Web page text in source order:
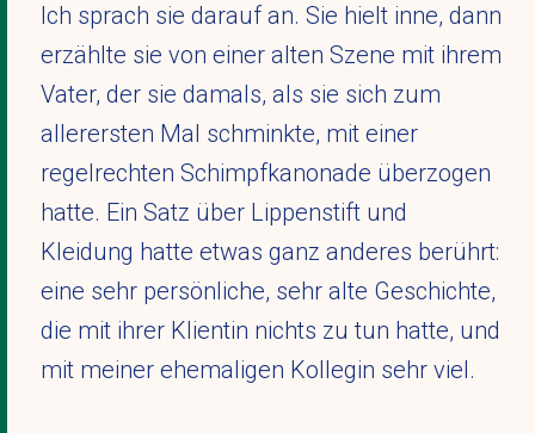
Ich sprach sie darauf an. Sie hielt inne, dann
erzählte sie von einer alten Szene mit ihrem
Vater, der sie damals, als sie sich zum
allerersten Mal schminkte, mit einer
regelrechten Schimpfkanonade überzogen
hatte. Ein Satz über Lippenstift und
Kleidung hatte etwas ganz anderes berührt:
eine sehr persönliche, sehr alte Geschichte,
die mit ihrer Klientin nichts zu tun hatte, und
mit meiner ehemaligen Kollegin sehr viel.